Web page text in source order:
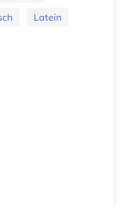
Latein